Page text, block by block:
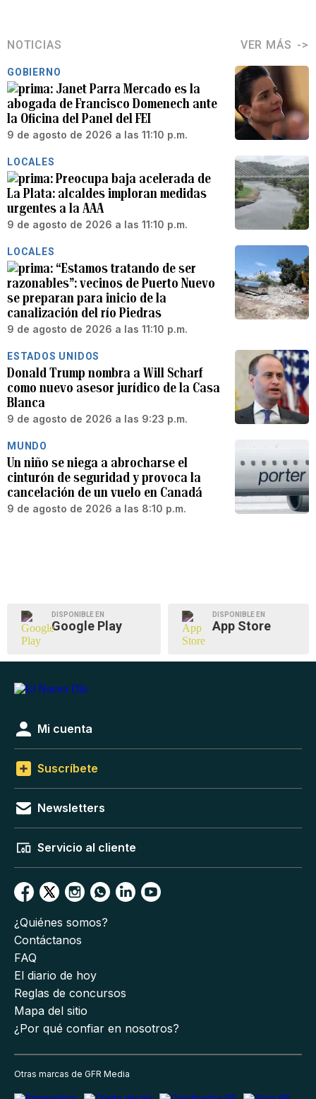
NOTICIAS VER MÁS
GOBIERNO
Janet Parra Mercado es la
abogada de Francisco Domenech ante
la Oficina del Panel del FEI
9 de agosto de 2026 a las 11:10 p.m.
LOCALES
Preocupa baja acelerada de
La Plata: alcaldes imploran medidas
urgentes a la AAA
9 de agosto de 2026 a las 11:10 p.m.
LOCALES
“Estamos tratando de ser
razonables”: vecinos de Puerto Nuevo
se preparan para inicio de la
canalización del río Piedras
9 de agosto de 2026 a las 11:10 p.m.
ESTADOS UNIDOS
Donald Trump nombra a Will Scharf
como nuevo asesor jurídico de la Casa
Blanca
9 de agosto de 2026 a las 9:23 p.m.
MUNDO
Un niño se niega a abrocharse el
cinturón de seguridad y provoca la
cancelación de un vuelo en Canadá
9 de agosto de 2026 a las 8:10 p.m.
DISPONIBLE EN
Google Play
DISPONIBLE EN
App Store
Mi cuenta
Suscríbete
Newsletters
Servicio al cliente
¿Quiénes somos?
Contáctanos
FAQ
El diario de hoy
Reglas de concursos
Mapa del sitio
¿Por qué confiar en nosotros?
Otras marcas de GFR Media